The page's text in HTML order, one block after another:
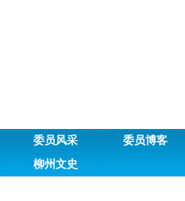
委员风采 委员博客
柳州文史